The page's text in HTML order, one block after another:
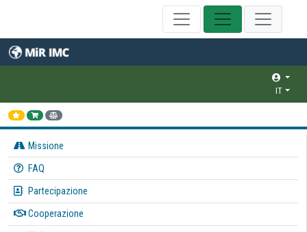
IT
Missione
FAQ
Partecipazione
Cooperazione